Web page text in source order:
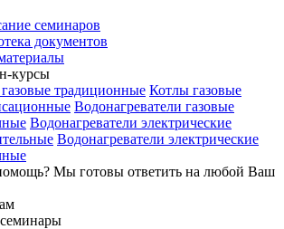
семинаров
документов
курсы
традиционные Котлы газовые
Водонагреватели газовые
Водонагреватели электрические
Водонагреватели электрические
Мы готовы ответить на любой Ваш